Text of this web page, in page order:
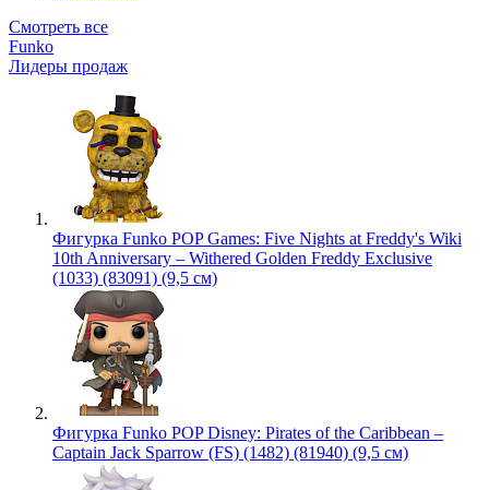
Смотреть все
Funko
Лидеры продаж
Фигурка Funko POP Games: Five Nights at Freddy's Wiki
10th Anniversary – Withered Golden Freddy Exclusive
(1033) (83091) (9,5 см)
Фигурка Funko POP Disney: Pirates of the Caribbean –
Captain Jack Sparrow (FS) (1482) (81940) (9,5 см)